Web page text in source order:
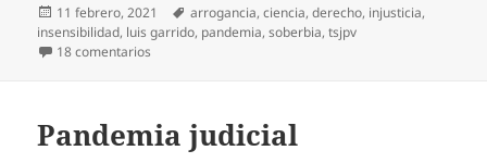
Publicado
el
11 febrero, 2021 Etiquetas
arrogancia,ciencia,derecho, injusticia,
insensibilidad, luis garrido, pandemia,soberbia,tsjpv
18 comentarios
Pandemia judicial